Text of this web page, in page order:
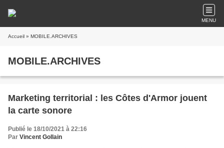
MENU
Accueil » MOBILE.ARCHIVES
MOBILE.ARCHIVES
Marketing territorial : les Côtes d'Armor jouent
la carte sonore
Publié le 18/10/2021 à 22:16
Par Vincent Gollain